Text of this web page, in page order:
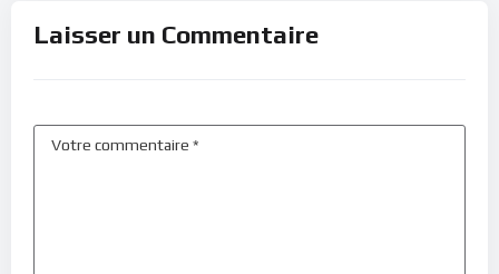
Laisser un Commentaire